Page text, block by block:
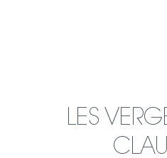
LES